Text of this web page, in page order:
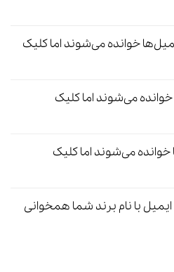
خوانده می‌شوند اما کلیک
می‌شوند اما کلیک
می‌شوند اما کلیک
کدام sender ایمیل با نام برند شما همخوانی